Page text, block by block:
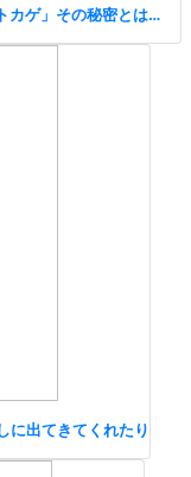
カゲ」その秘密とは…
に出てきてくれたり